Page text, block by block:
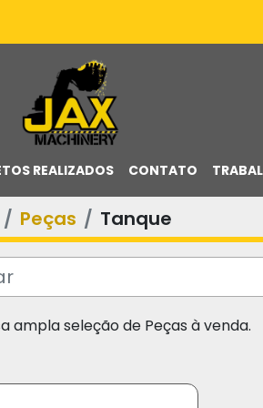
REALIZADOS CONTATO
Peças Tanque
ampla seleção de Peças à venda.